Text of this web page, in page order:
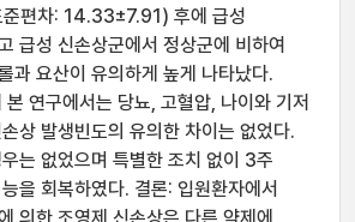
편차: 14.33±7.91) 후에 급성
급성 신손상군에서 정상군에 비하여
과 요산이 유의하게 높게 나타났다.
연구에서는 당뇨, 고혈압, 나이와 기저
상 발생빈도의 유의한 차이는 없었다.
는 없었으며 특별한 조치 없이 3주
을 회복하였다. 결론: 입원환자에서